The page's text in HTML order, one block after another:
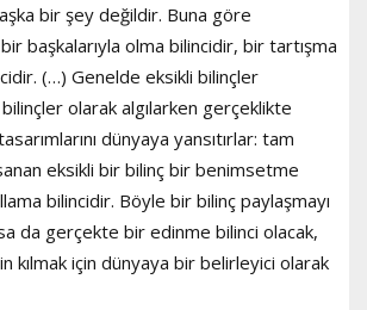
bir şey değildir. Buna göre
başkalarıyla olma bilincidir, bir tartışma
(…) Genelde eksikli bilinçler
olarak algılarken gerçeklikte
dünyaya yansıtırlar: tam
eksikli bir bilinç bir benimsetme
bilincidir. Böyle bir bilinç paylaşmayı
da gerçekte bir edinme bilinci olacak,
kılmak için dünyaya bir belirleyici olarak